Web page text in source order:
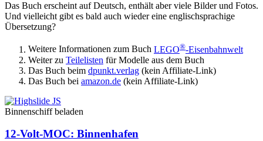
Das Buch erscheint auf Deutsch, enthält aber viele Bilder und Fotos.
Und vielleicht gibt es bald auch wieder eine englischsprachige
Übersetzung?
Weitere Informationen zum Buch LEGO®-Eisenbahnwelt
Weiter zu Teilelisten für Modelle aus dem Buch
Das Buch beim dpunkt.verlag (kein Affiliate-Link)
Das Buch bei amazon.de (kein Affiliate-Link)
Binnenschiff beladen
12-Volt-MOC: Binnenhafen